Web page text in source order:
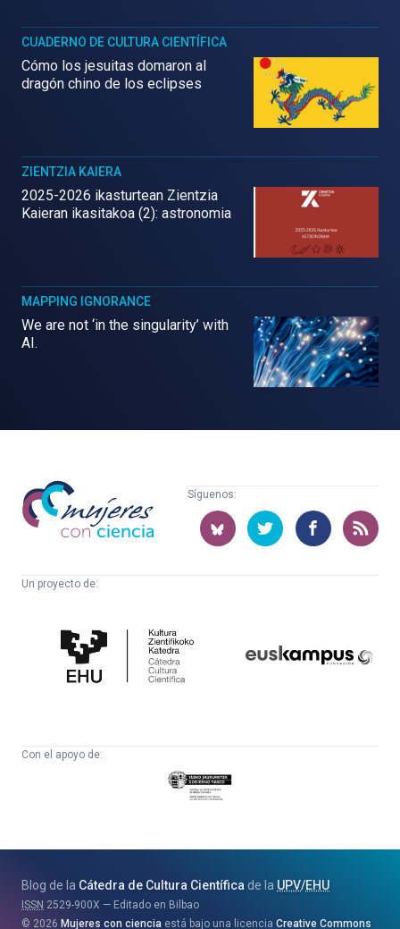
CUADERNO DE CULTURA CIENTÍFICA
Cómo los jesuitas domaron al
dragón chino de los eclipses
ZIENTZIA KAIERA
2025-2026 ikasturtean Zientzia
Kaieran ikasitakoa (2): astronomia
MAPPING IGNORANCE
We are not ‘in the singularity’ with
AI.
Mujeres
con
ciencia
Síguenos:
Un proyecto de:
Cultura
Científica
Con el apoyo de:
Eusko
Jaurlaritza
eta
Berrikuntza
Blog de la Cátedra de Cultura Científicade la UPV/EHU
ISSN 2529-900X
Editado en Bilbao
2026 Mujeres con ciencia está bajo una licencia Creative Commons